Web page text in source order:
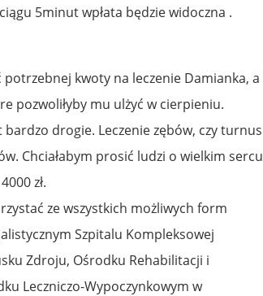
5minut wpłata będzie widoczna .
kwoty na leczenie Damianka, a
pozwoliłyby mu ulżyć w cierpieniu.
drogie. Leczenie zębów, czy turnus
Chciałabym prosić ludzi o wielkim sercu
zł.
ze wszystkich możliwych form
Szpitalu Kompleksowej
Zdroju, Ośrodku Rehabilitacji i
Leczniczo-Wypoczynkowym w